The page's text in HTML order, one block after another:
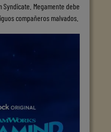
Megamente debe
compañeros malvados.